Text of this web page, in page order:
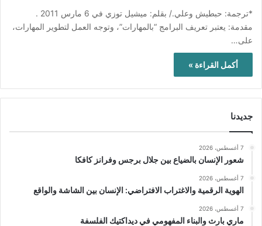
*ترجمة: حبطيش وعلي./ بقلم: ميشيل توزي في 6 مارس 2011 .
مقدمة: يعتبر تعريف البرامج “بالمهارات”، وتوجه العمل لتطوير المهارات،
على…
أكمل القراءة »
جديدنا
7 أغسطس، 2026
شعور الإنسان بالضياع بين جلال برجس وفرانز كافكا
7 أغسطس، 2026
الهوية الرقمية والاغتراب الافتراضي: الإنسان بين الشاشة والواقع
7 أغسطس، 2026
ماري بارث والبناء المفهومي في ديداكتيك الفلسفة